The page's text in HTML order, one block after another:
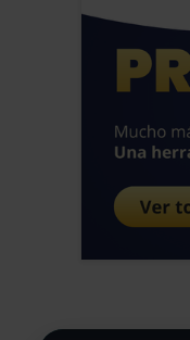
parece que
mismo,
miedos, como
otros
del neandertal
Jose Luis
Médico -
Fecha: 08/09/